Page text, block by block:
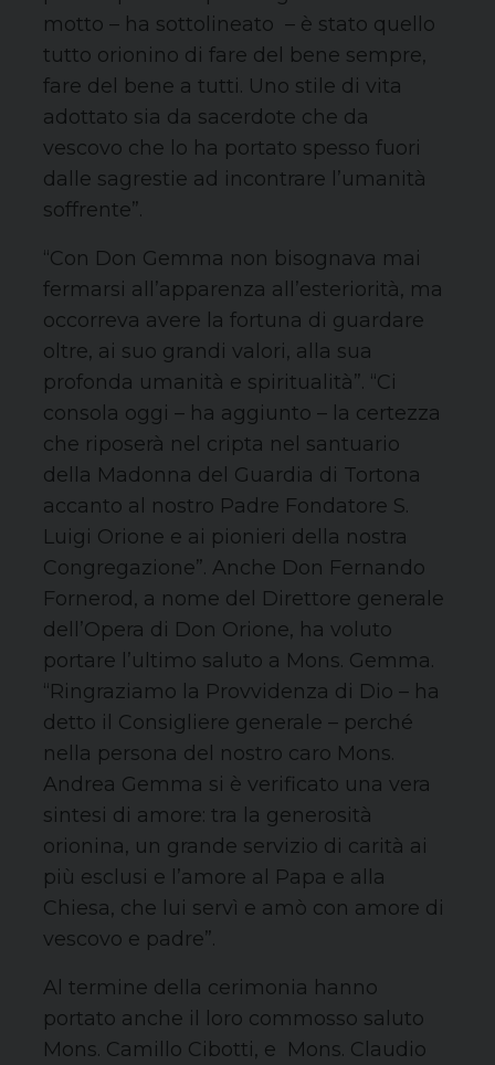
motto – ha sottolineato – è stato quello
tutto orionino di fare del bene sempre,
fare del bene a tutti. Uno stile di vita
adottato sia da sacerdote che da
vescovo che lo ha portato spesso fuori
dalle sagrestie ad incontrare l’umanità
soffrente”.
“Con Don Gemma non bisognava mai
fermarsi all’apparenza all’esteriorità, ma
occorreva avere la fortuna di guardare
oltre, ai suo grandi valori, alla sua
profonda umanità e spiritualità”. “Ci
consola oggi – ha aggiunto – la certezza
che riposerà nel cripta nel santuario
della Madonna del Guardia di Tortona
accanto al nostro Padre Fondatore S.
Luigi Orione e ai pionieri della nostra
Congregazione”. Anche Don Fernando
Fornerod, a nome del Direttore generale
dell’Opera di Don Orione, ha voluto
portare l’ultimo saluto a Mons. Gemma.
“Ringraziamo la Provvidenza di Dio – ha
detto il Consigliere generale – perché
nella persona del nostro caro Mons.
Andrea Gemma si è verificato una vera
sintesi di amore: tra la generosità
orionina, un grande servizio di carità ai
più esclusi e l’amore al Papa e alla
Chiesa, che lui servì e amò con amore di
vescovo e padre”.
Al termine della cerimonia hanno
portato anche il loro commosso saluto
Mons. Camillo Cibotti, e Mons. Claudio